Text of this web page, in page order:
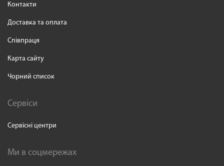
Контакти
Доставка та оплата
Співпраця
Карта сайту
Чорний список
Сервіси
Сервісні центри
Ми в соцмережах